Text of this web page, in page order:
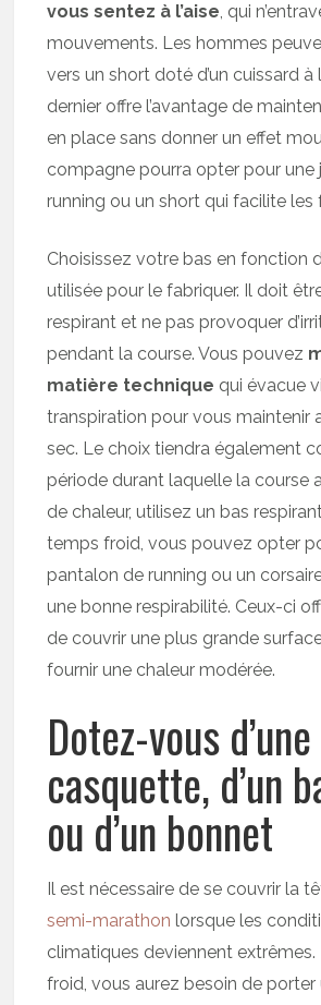
vous sentez à l’aise, qui
mouvements. Les hommes
vers un short doté d’un cuissard à
dernier offre l’avantage de
en place sans donner un effet
compagne pourra opter pour une
running ou un short qui facilite les
Choisissez votre bas en fonction
utilisée pour le fabriquer. Il doit
respirant et ne pas provoquer
pendant la course. Vous pouvez
matière technique qui évacue
transpiration pour vous maintenir
sec. Le choix tiendra également
période durant laquelle la course
de chaleur, utilisez un bas
temps froid, vous pouvez opter
pantalon de running ou un
une bonne respirabilité. Ceux-ci
de couvrir une plus grande
fournir une chaleur modérée.
Dotez-vous d’une
casquette, d’un
ou d’un bonnet
Il est nécessaire de se couvrir la
semi-marathon lorsque les
climatiques deviennent extrêmes.
froid, vous aurez besoin de